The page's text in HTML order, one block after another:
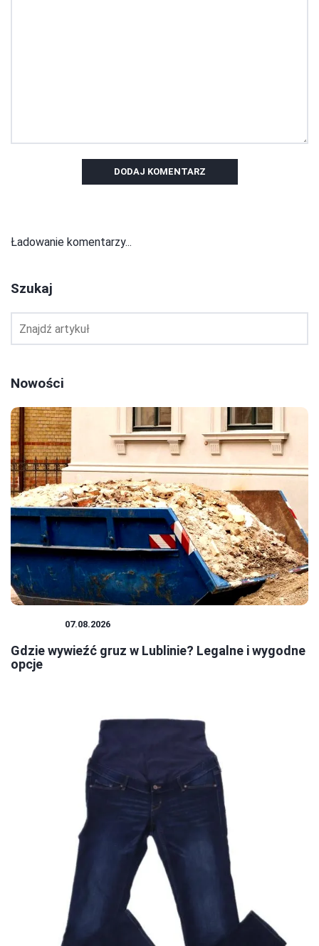
DODAJ KOMENTARZ
Ładowanie komentarzy...
Szukaj
Nowości
07.08.2026
Gdzie wywieźć gruz w Lublinie? Legalne i wygodne
opcje